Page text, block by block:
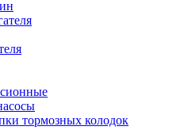
тормозных колодок